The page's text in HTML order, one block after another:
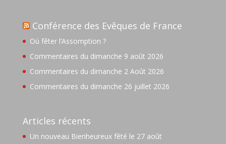
Conférence des Evêques de France
Où fêter l’Assomption ?
Commentaires du dimanche 9 août 2026
Commentaires du dimanche 2 Août 2026
Commentaires du dimanche 26 juillet 2026
Articles récents
Un nouveau Bienheureux fêté le 27 août